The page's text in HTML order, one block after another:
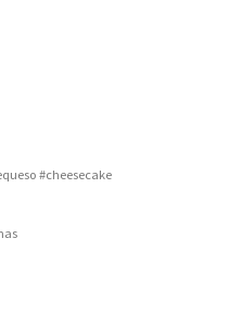
#cheesecake